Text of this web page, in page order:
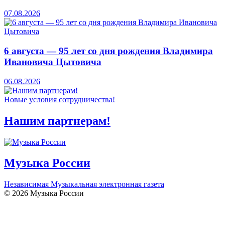
07.08.2026
6 августа — 95 лет со дня рождения Владимира
Ивановича Цытовича
06.08.2026
Новые условия сотрудничества!
Нашим партнерам!
Музыка России
Независимая Музыкальная электронная газета
© 2026 Музыка России